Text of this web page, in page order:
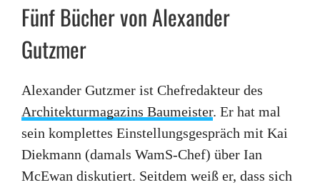
Fünf Bücher von Alexander
Gutzmer
Alexander Gutzmer ist Chefredakteur des
Architekturmagazins Baumeister. Er hat mal
sein komplettes Einstellungsgespräch mit Kai
Diekmann (damals WamS-Chef) über Ian
McEwan diskutiert. Seitdem weiß er, dass sich